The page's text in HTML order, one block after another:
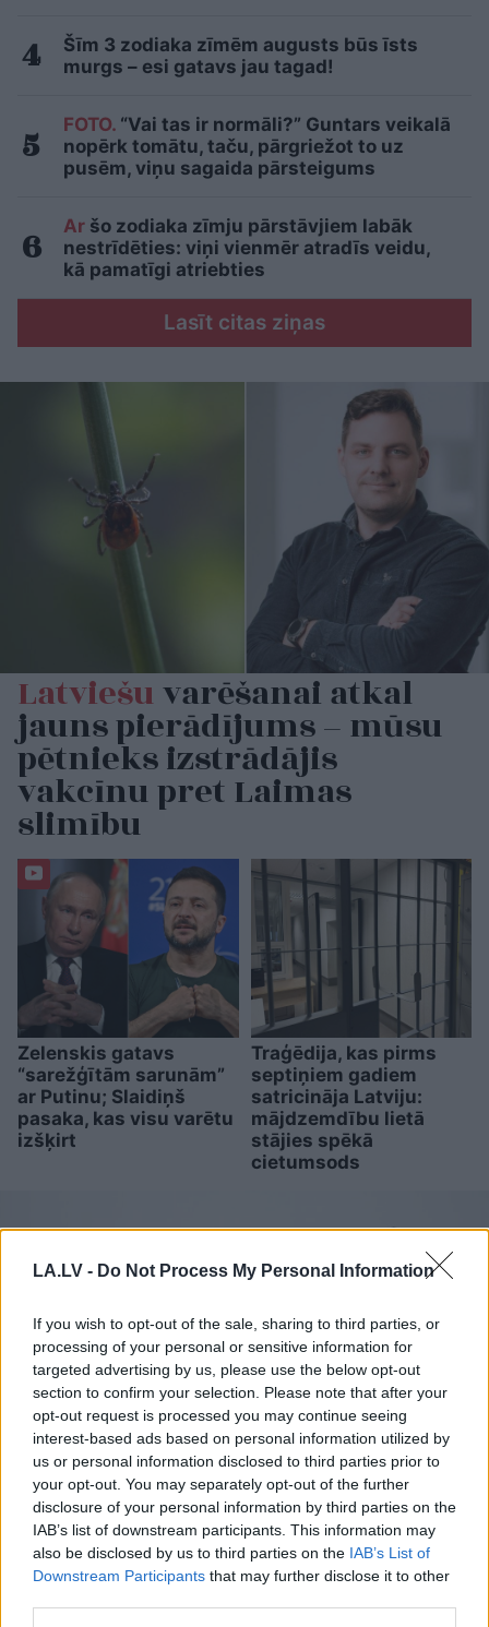
LA.LV - Do Not Process My Personal Information
If you wish to opt-out of the sale, sharing to third parties, or
processing of your personal or sensitive information for
targeted advertising by us, please use the below opt-out
section to confirm your selection. Please note that after your
opt-out request is processed you may continue seeing
interest-based ads based on personal information utilized by
us or personal information disclosed to third parties prior to
your opt-out. You may separately opt-out of the further
disclosure of your personal information by third parties on the
IAB’s list of downstream participants. This information may
also be disclosed by us to third parties on the IAB’s List of
Downstream Participants that may further disclose it to other
Šīm 3 zodiaka zīmēm augusts būs īsts
murgs – esi gatavs jau tagad!
FOTO. “Vai tas ir normāli?” Guntars veikalā
nopērk tomātu, taču, pārgriežot to uz
pusēm, viņu sagaida pārsteigums
Ar šo zodiaka zīmju pārstāvjiem labāk
nestrīdēties: viņi vienmēr atradīs veidu,
kā pamatīgi atriebties
Lasīt citas ziņas
Latviešuvarēšanai atkal
jauns pierādījums – mūsu
pētnieks izstrādājis
vakcīnu pret Laimas
slimību
Zelenskis gatavs
“sarežģītām sarunām”
ar Putinu; Slaidiņš
pasaka, kas visu varētu
izšķirt
Traģēdija, kas pirms
septiņiem gadiem
satricināja Latviju:
mājdzemdību lietā
stājies spēkā
cietumsods
Šokļūdu var pieļaut daudzi!
Pēc “Maxima”
apmeklējuma klients
brīdina citus autovadītājus